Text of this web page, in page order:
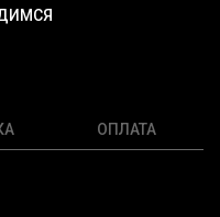
ОПЛАТА